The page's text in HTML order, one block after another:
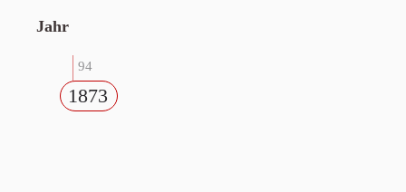
Jahr
94
1873